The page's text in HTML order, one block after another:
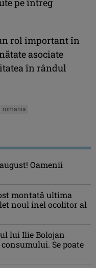
pe întreg
rol important în
asociate
în rândul
romania
Oamenii
montată ultima
noul inel ocolitor al
lui Ilie Bolojan
Se poate